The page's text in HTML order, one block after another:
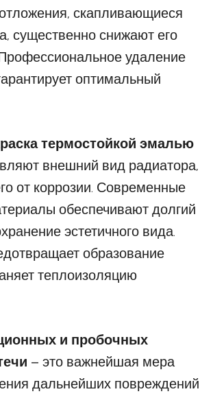
скапливающиеся
существенно снижают его
удаление
оптимальный
термостойкой эмалью
внешний вид радиатора,
от коррозии. Современные
обеспечивают долгий
эстетичного вида.
образование
теплоизоляцию
и пробочных
– это важнейшая мера
дальнейших повреждений